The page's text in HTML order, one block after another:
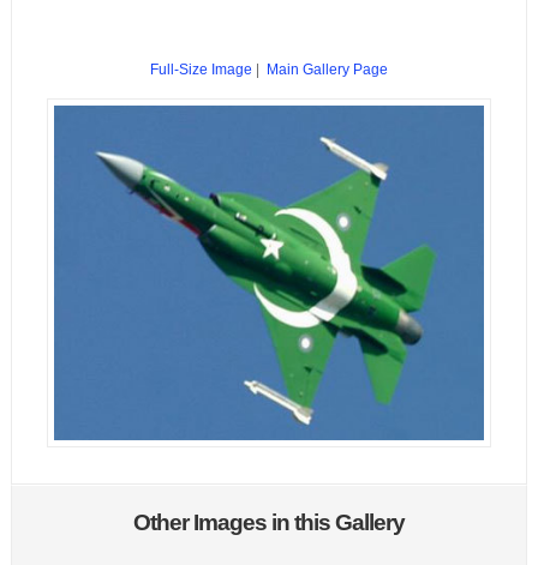
Full-Size Image Main Gallery Page
Other Images in this Gallery